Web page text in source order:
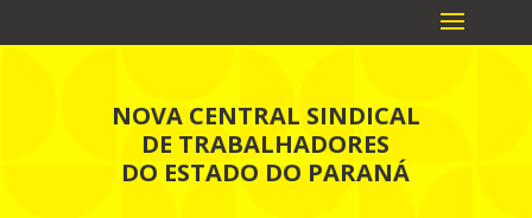
NOVA CENTRAL SINDICAL
DE TRABALHADORES
DO ESTADO DO PARANÁ